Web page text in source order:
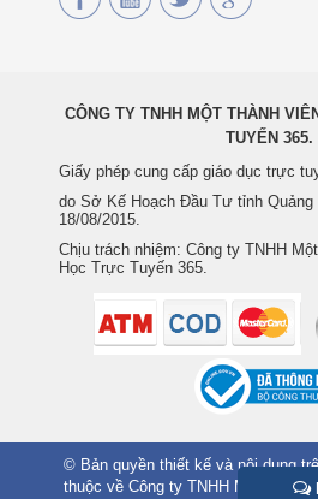
CÔNG TY TNHH MỘT THÀNH
TUYẾN 365.
Giấy phép cung cấp giáo dục trực
do Sở Kế Hoạch Đầu Tư tỉnh Quảng
18/08/2015.
Chịu trách nhiệm: Công ty TNHH
Học Trực Tuyến 365.
© Bản quyền thiết kế và nội dung
thuộc về Công ty TNHH MTV Dạy